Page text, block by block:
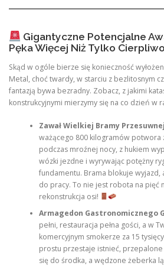
Gigantyczne Potencjalne
Pęka Więcej Niż Tylko
Skąd w ogóle bierze się konieczność
Metal, choć twardy, w starciu z bezlitosnym
fantazją bywa bezradny. Zobacz, z jakimi
konstrukcyjnymi mierzymy się na co dzień w
Zawał Wielkiej Bramy
ważącego 800 kilogramów potwora
podczas mroźnej nocy, z hukiem
wózki jezdne i wyrywając potężny
fundamentu. Brama blokuje wyjazd,
do pracy. To nie jest robota na pięć
rekonstrukcja osi!
Armagedon Gastronomicznego
pełni, restauracja pełna gości, a w
komercyjnym smokerze za 15
prostu przestaje istnieć, przepalone
się do środka, a wędzone żeberka